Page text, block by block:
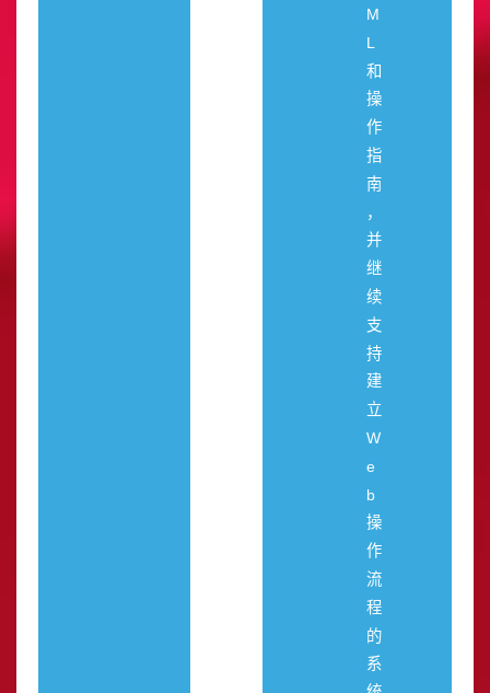
M
L
和
操
作
指
南
，
并
继
续
支
持
建
立
W
e
b
操
作
流
程
的
系